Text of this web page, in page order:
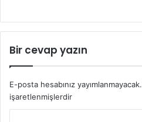
Bir cevap yazın
E-posta hesabınız yayımlanmayacak.
işaretlenmişlerdir